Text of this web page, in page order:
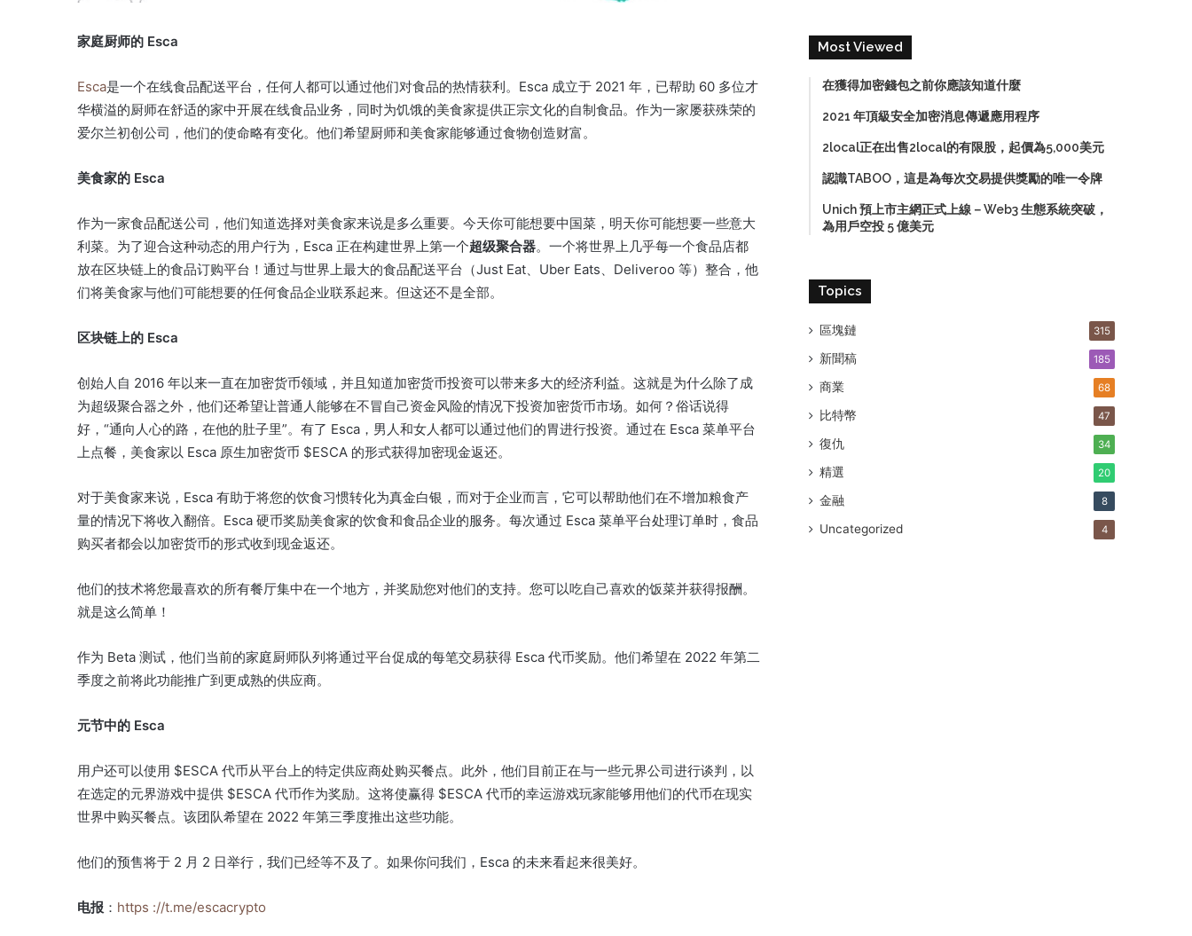
家庭厨师的 Esca
Esca是一个在线食品配送平台，任何人都可以通过他们对食品的热情获利。 Esca 成立于 2021 年，已帮助 60 多位才
华横溢的厨师在舒适的家中开展在线食品业务，同时为饥饿的美食家提供正宗文化的自制食品。 作为一家屡获殊荣的
爱尔兰初创公司，他们的使命略有变化。 他们希望厨师和美食家能够通过食物创造财富。
美食家的 Esca
作为一家食品配送公司，他们知道选择对美食家来说是多么重要。 今天你可能想要中国菜，明天你可能想要一些意大
利菜。 为了迎合这种动态的用户行为，Esca 正在构建世界上第一个超级聚合器。 一个将世界上几乎每一个食品店都
放在区块链上的食品订购平台！ 通过与世界上最大的食品配送平台（Just Eat、Uber Eats、Deliveroo 等）整合，他
们将美食家与他们可能想要的任何食品企业联系起来。 但这还不是全部。
区块链上的 Esca
创始人自 2016 年以来一直在加密货币领域，并且知道加密货币投资可以带来多大的经济利益。 这就是为什么除了成
为超级聚合器之外，他们还希望让普通人能够在不冒自己资金风险的情况下投资加密货币市场。 如何？ 俗话说得
好，“通向人心的路，在他的肚子里”。 有了 Esca，男人和女人都可以通过他们的胃进行投资。 通过在 Esca 菜单平台
上点餐，美食家以 Esca 原生加密货币 $ESCA 的形式获得加密现金返还。
对于美食家来说，Esca 有助于将您的饮食习惯转化为真金白银，而对于企业而言，它可以帮助他们在不增加粮食产
量的情况下将收入翻倍。 Esca 硬币奖励美食家的饮食和食品企业的服务。 每次通过 Esca 菜单平台处理订单时，食品
购买者都会以加密货币的形式收到现金返还。
他们的技术将您最喜欢的所有餐厅集中在一个地方，并奖励您对他们的支持。 您可以吃自己喜欢的饭菜并获得报酬。
就是这么简单！
作为 Beta 测试，他们当前的家庭厨师队列将通过平台促成的每笔交易获得 Esca 代币奖励。 他们希望在 2022 年第二
季度之前将此功能推广到更成熟的供应商。
元节中的 Esca
用户还可以使用 $ESCA 代币从平台上的特定供应商处购买餐点。 此外，他们目前正在与一些元界公司进行谈判，以
在选定的元界游戏中提供 $ESCA 代币作为奖励。 这将使赢得 $ESCA 代币的幸运游戏玩家能够用他们的代币在现实
世界中购买餐点。 该团队希望在 2022 年第三季度推出这些功能。
他们的预售将于 2 月 2 日举行，我们已经等不及了。 如果你问我们，Esca 的未来看起来很美好。
电报 ： https ://t.me/escacrypto
Most Viewed
在獲得加密錢包之前你應該知道什麼
2021 年頂級安全加密消息傳遞應用程序
2local正在出售2local的有限股，起價為5,000美元
認識TABOO，這是為每次交易提供獎勵的唯一令牌
Unich 預上市主網正式上線－Web3 生態系統突破，
為用戶空投 5 億美元
Topics
區塊鏈 315
新聞稿 185
商業 68
比特幣 47
復仇 34
精選 20
金融 8
Uncategorized 4